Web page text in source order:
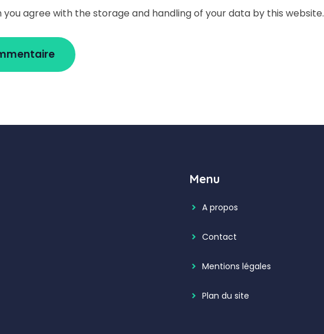
you agree with the storage and handling of your data by this website.
Menu
A propos
Contact
Mentions légales
Plan du site